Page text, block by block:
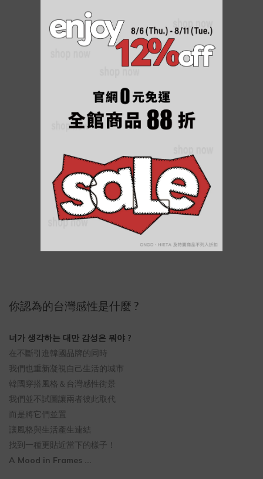
你認為的台灣感性是什麼 ?
너가 생각하는 대만 감성은 뭐야 ?
在不斷引進韓國品牌的同時
我們也重新凝視自己生活的城市
韓國穿搭風格＆台灣感性街景
我們並不試圖讓兩者彼此取代
而是將它們並置
讓風格與生活產生連結
找到一種更貼近當下的樣子！
A Mood in Frames ...